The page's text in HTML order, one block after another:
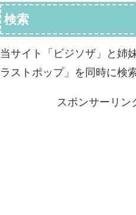
検索
当サイト「ビジソザ」と姉
ラストポップ」を同時に検
スポンサーリン